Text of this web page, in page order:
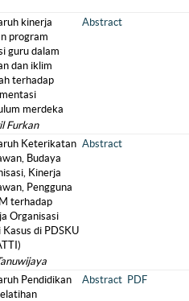
kinerja
program
guru dalam
dan iklim
terhadap
merdeka
Abstract
Furkan
Keterikatan
Budaya
Kinerja
Pengguna
terhadap
Organisasi
Kasus di PDSKU
Abstract
Pendidikan
Abstract PDF